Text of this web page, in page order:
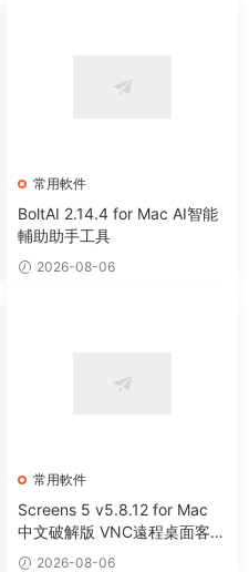
常用軟件
BoltAI 2.14.4 for Mac AI智能
輔助助手工具
2026-08-06
常用軟件
Screens 5 v5.8.12 for Mac
中文破解版 VNC遠程桌面客戶
端應用程序
2026-08-06